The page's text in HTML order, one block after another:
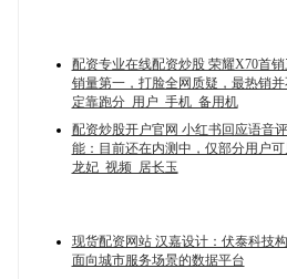
配资专业在线配资炒股 荣耀X70首销
销量第一，打脸全网质疑，最热销并
定靠跑分_用户_手机_备用机
配资炒股开户官网 小红书回应语音
能：目前还在内测中，仅部分用户可
龙妃_视频_居长玉
现货配资网站 汉嘉设计：伏泰科技
面向城市服务场景的数据平台